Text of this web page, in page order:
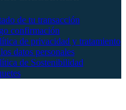
de tu transacción
confirmación
de privacidad y tratamiento
datos personales
de Sostenibilidad